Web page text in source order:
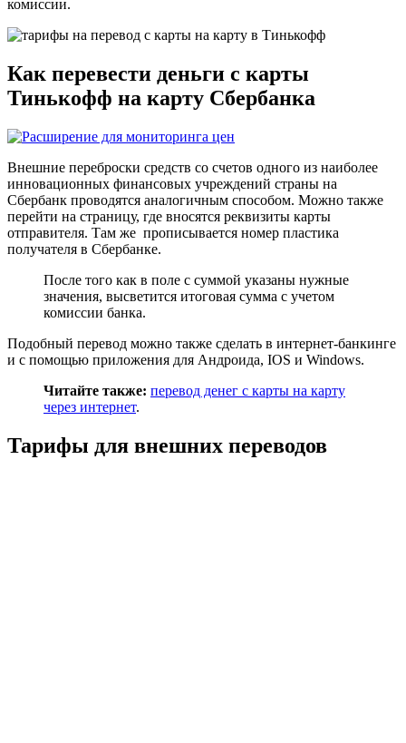
комиссии.
Как перевести деньги с карты
Тинькофф на карту Сбербанка
Внешние переброски средств со счетов одного из наиболее
инновационных финансовых учреждений страны на
Сбербанк проводятся аналогичным способом. Можно также
перейти на страницу, где вносятся реквизиты карты
отправителя. Там же прописывается номер пластика
получателя в Сбербанке.
После того как в поле с суммой указаны нужные
значения, высветится итоговая сумма с учетом
комиссии банка.
Подобный перевод можно также сделать в интернет-банкинге
и с помощью приложения для Андроида, IOS и Windows.
Читайте также: перевод денег с карты на карту
через интернет.
Тарифы для внешних переводов